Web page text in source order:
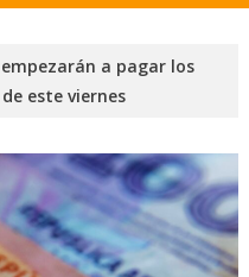
a pagar los
este viernes